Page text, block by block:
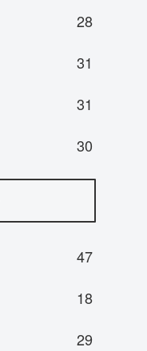
28
31
31
30
47
18
29